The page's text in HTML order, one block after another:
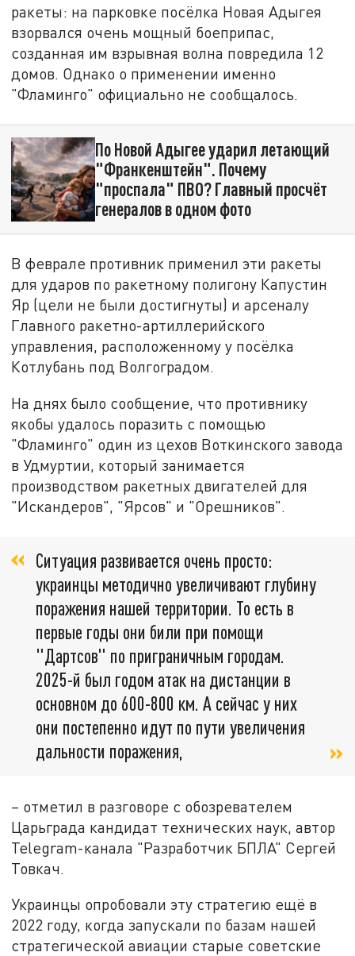
ракеты: на парковке посёлка Новая Адыгея
взорвался очень мощный боеприпас,
созданная им взрывная волна повредила 12
домов. Однако о применении именно
"Фламинго" официально не сообщалось.
По Новой Адыгее ударил летающий
"Франкенштейн". Почему
"проспала" ПВО? Главный просчёт
генералов в одном фото
В феврале противник применил эти ракеты
для ударов по ракетному полигону Капустин
Яр (цели не были достигнуты) и арсеналу
Главного ракетно-артиллерийского
управления, расположенному у посёлка
Котлубань под Волгоградом.
На днях было сообщение, что противнику
якобы удалось поразить с помощью
"Фламинго" один из цехов Воткинского завода
в Удмуртии, который занимается
производством ракетных двигателей для
"Искандеров", "Ярсов" и "Орешников".
Ситуация развивается очень просто:
украинцы методично увеличивают глубину
поражения нашей территории. То есть в
первые годы они били при помощи
"Дартсов" по приграничным городам.
2025-й был годом атак на дистанции в
основном до 600-800 км. А сейчас у них
они постепенно идут по пути увеличения
дальности поражения,
– отметил в разговоре с обозревателем
Царьграда кандидат технических наук, автор
Telegram-канала "Разработчик БПЛА" Сергей
Товкач.
Украинцы опробовали эту стратегию ещё в
2022 году, когда запускали по базам нашей
стратегической авиации старые советские